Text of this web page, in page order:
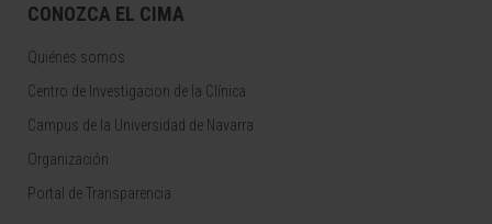
CONOZCA EL CIMA
Quiénes somos
Centro de Investigacion de la Clínica
Campus de la Universidad de Navarra
Organización
Portal de Transparencia